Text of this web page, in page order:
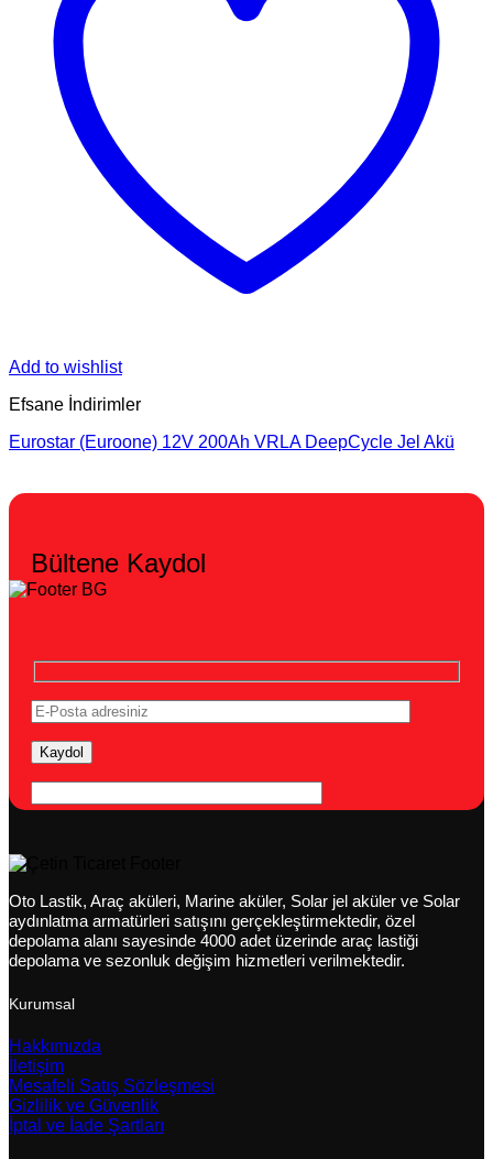
Add to wishlist
Efsane İndirimler
Eurostar (Euroone) 12V 200Ah VRLA DeepCycle Jel Akü
Bültene Kaydol
Oto Lastik, Araç aküleri, Marine aküler, Solar jel aküler ve Solar
aydınlatma armatürleri satışını gerçekleştirmektedir, özel
depolama alanı sayesinde 4000 adet üzerinde araç lastiği
depolama ve sezonluk değişim hizmetleri verilmektedir.
Kurumsal
Hakkımızda
İletişim
Mesafeli Satış Sözleşmesi
Gizlilik ve Güvenlik
İptal ve İade Şartları